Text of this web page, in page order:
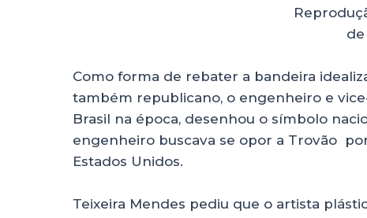
de
Como forma de rebater a bandeira
também republicano, o engenheiro e
Brasil na época, desenhou o símbolo
engenheiro buscava se opor a Trovão
Estados Unidos.
Teixeira Mendes pediu que o artista